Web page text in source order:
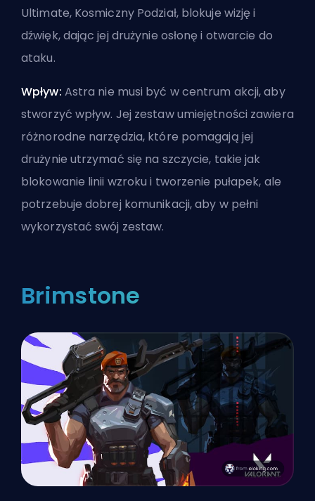
Ultimate, Kosmiczny Podział, blokuje wizję i
dźwięk, dając jej drużynie osłonę i otwarcie do
ataku.
Wpływ: Astra nie musi być w centrum akcji, aby
stworzyć wpływ. Jej zestaw umiejętności zawiera
różnorodne narzędzia, które pomagają jej
drużynie utrzymać się na szczycie, takie jak
blokowanie linii wzroku i tworzenie pułapek, ale
potrzebuje dobrej komunikacji, aby w pełni
wykorzystać swój zestaw.
Brimstone